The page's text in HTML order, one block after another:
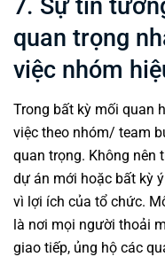
7. Sự tin
quan trọng
việc nhóm
Trong bất kỳ mối quan
việc theo nhóm/ team
quan trọng. Không nên
dự án mới hoặc bất kỳ
vì lợi ích của tổ chức.
là nơi mọi người thoải
giao tiếp, ủng hộ các